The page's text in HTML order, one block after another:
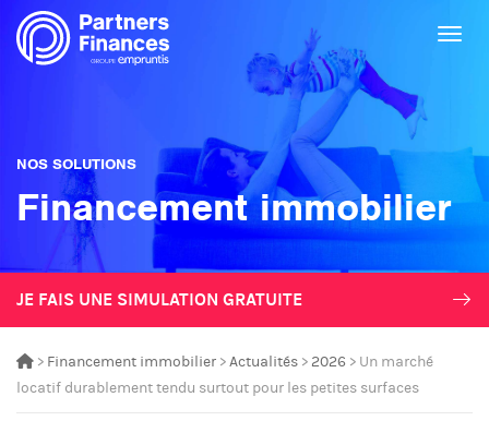
NOS SOLUTIONS
Financement immobilier
JE FAIS UNE SIMULATION GRATUITE
> Financement immobilier >Actualités > 2026 > Un marché
locatif durablement tendu surtout pour les petites surfaces